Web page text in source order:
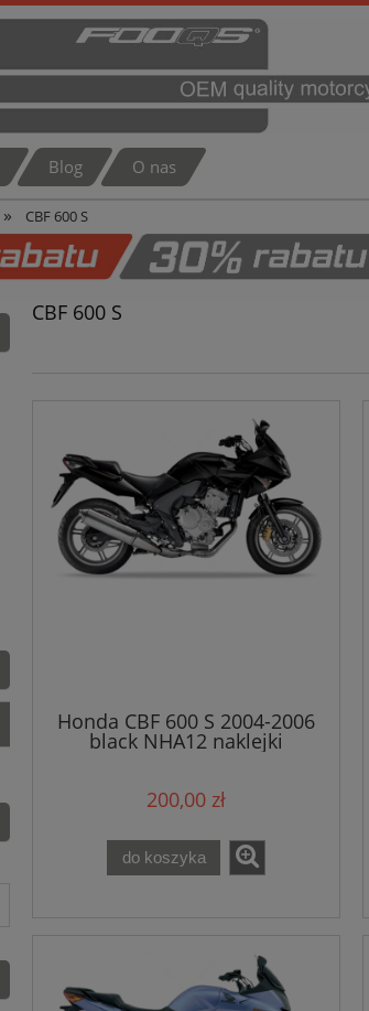
Blog O nas
» CBF 600 S
CBF 600 S
Honda CBF 600 S 2004-2006
black NHA12 naklejki
200,00 zł
do koszyka